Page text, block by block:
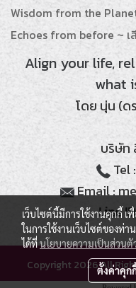
Wisdom from the
Echoes from before ~ เ
Align your life,
what
โดย นุ่น (ด
บริษัท
Tel
Email :
Line
Copyright 2026 All
เว็บไซต์นี้มีการใช้งานคุกกี้
ในการใช้งานเว็บไซต์ของท่
ได้ที่นโยบายความเป็นส่วนตั
ตั้งค่าคุก